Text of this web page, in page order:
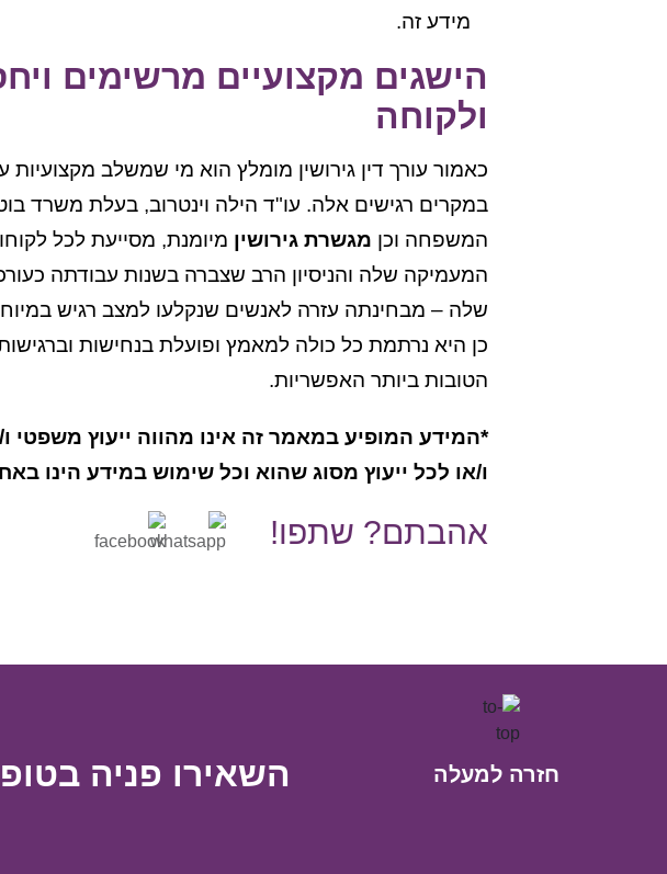
מידע זה.
הישגים מקצועיים מרשימים
ולקוחה
כאמור עורך דין גירושין מומלץ הוא מי שמשלב
במקרים רגישים אלה. עו"ד הילה וינטרוב, בעלת משרד
המשפחה וכן מגשרת גירושין מיומנת, מסייעת לכל
המעמיקה שלה והניסיון הרב שצברה בשנות עבודתה
שלה – מבחינתה עזרה לאנשים שנקלעו למצב רגיש
כן היא נרתמת כל כולה למאמץ ופועלת בנחישות
הטובות ביותר האפשריות.
*המידע המופיע במאמר זה אינו מהווה ייעוץ משפטי
ו/או לכל ייעוץ מסוג שהוא וכל שימוש במידע הינו
אהבתם? שתפו!
חזרה למעלה השאירו פניה